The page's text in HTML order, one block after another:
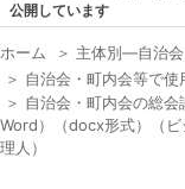
公開しています
ホーム ＞ 主体別―自治会
＞ 自治会・町内会等で使
＞ 自治会・町内会の総
Word）（docx形式）（
理人）